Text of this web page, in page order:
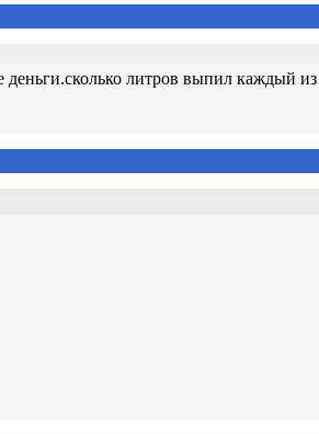
деньги.сколько литров выпил каждый